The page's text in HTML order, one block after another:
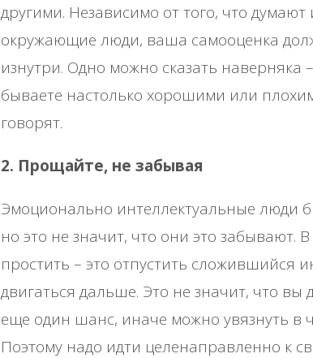
другими. Независимо от того, что
окружающие люди, ваша самооценка
изнутри. Одно можно сказать наверняка
бываете настолько хорошими или
говорят.
2. Прощайте, не забывая
Эмоционально интеллектуальные люди
но это не значит, что они это забывают.
простить – это отпустить сложившийся
двигаться дальше. Это не значит, что вы
еще один шанс, иначе можно увязнуть в
Поэтому надо идти целенаправленно к